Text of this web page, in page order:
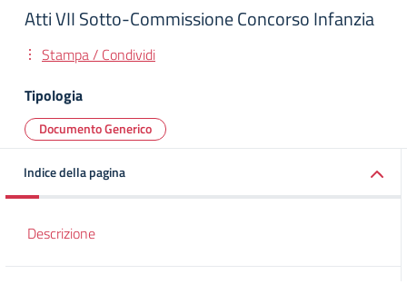
Atti VII Sotto-Commissione Concorso Infanzia
Stampa / Condividi
Tipologia
Documento Generico
Indice della pagina
Descrizione